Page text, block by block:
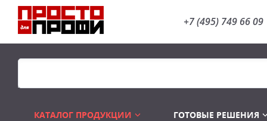
+7 (495) 749 66 09
КАТАЛОГ ПРОДУКЦИИ ГОТОВЫЕ РЕШЕНИЯ